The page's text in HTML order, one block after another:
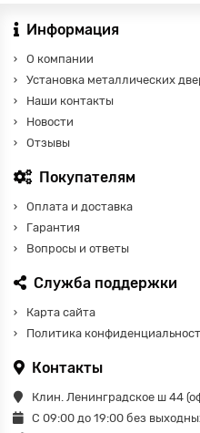
Информация
О компании
Установка металлических
Наши контакты
Новости
Отзывы
Покупателям
Оплата и доставка
Гарантия
Вопросы и ответы
Служба поддержки
Карта сайта
Политика
Контакты
Клин. Ленинградское ш 44
С 09:00 до 19:00 без